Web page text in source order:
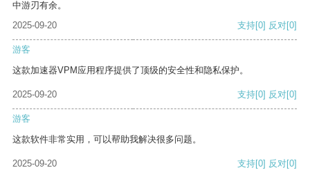
中游刃有余。
2025-09-20
支持[0] 反对[0]
游客
这款加速器VPM应用程序提供了顶级的安全性和隐私保护。
2025-09-20 支持[0] 反对[0]
游客
这款软件非常实用，可以帮助我解决很多问题。
2025-09-20 支持[0] 反对[0]